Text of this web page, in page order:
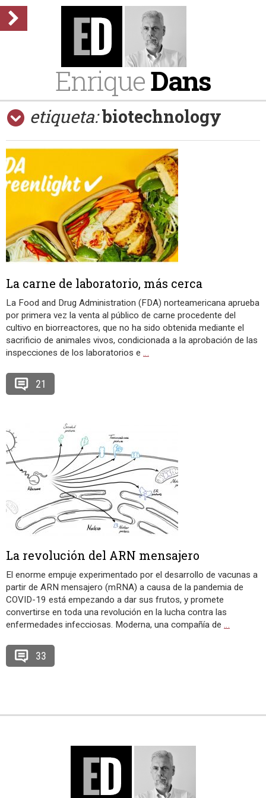
EnriqueDans
etiqueta:biotechnology
La carne de laboratorio, más cerca
La Food and Drug Administration (FDA) norteamericana aprueba
por primera vez la venta al público de carne procedente del
cultivo en biorreactores, que no ha sido obtenida mediante el
sacrificio de animales vivos, condicionada a la aprobación de las
inspecciones de los laboratorios e …
21
La revolución del ARN mensajero
El enorme empuje experimentado por el desarrollo de vacunas a
partir de ARN mensajero (mRNA) a causa de la pandemia de
COVID-19 está empezando a dar sus frutos, y promete
convertirse en toda una revolución en la lucha contra las
enfermedades infecciosas. Moderna, una compañía de …
33